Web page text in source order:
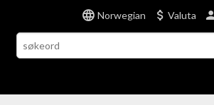
Norwegian Valuta